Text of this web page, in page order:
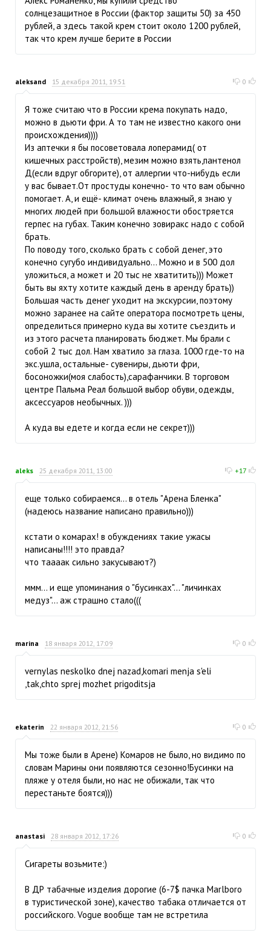
солнцезащитное в России (фактор защиты 50) за 450
рублей, а здесь такой крем стоит около 1200 рублей,
так что крем лучше берите в России
aleksand 15 декабря 2011, 19:51 0
Я тоже считаю что в России крема покупать надо,
можно в дьюти фри. А то там не известно какого они
происхождения))))
Из аптечки я бы посоветовала лоперамид( от
кишечных расстройств), мезим можно взять,пантенол
Д(если вдруг обгорите), от аллергии что-нибудь если
у вас бывает.От простуды конечно- то что вам обычно
помогает. А, и ещё- климат очень влажный, я знаю у
многих людей при большой влажности обостряется
герпес на губах. Таким конечно зовиракс надо с собой
брать.
По поводу того, сколько брать с собой денег, это
конечно сугубо индивидуально... Можно и в 500 дол
уложиться, а может и 20 тыс не хватитить))) Может
быть вы яхту хотите каждый день в аренду брать))
Большая часть денег уходит на экскурсии, поэтому
можно заранее на сайте оператора посмотреть цены,
определиться примерно куда вы хотите съездить и
из этого расчета планировать бюджет. Мы брали с
собой 2 тыс дол. Нам хватило за глаза. 1000 где-то на
экс.ушла, остальные- сувениры, дьюти фри,
босоножки(моя слабость),сарафанчики. В торговом
центре Пальма Реал большой выбор обуви, одежды,
аксессуаров необычных. )))
А куда вы едете и когда если не секрет)))
aleks 25 декабря 2011, 13:00 +17
еще только собираемся... в отель "Арена Бленка"
(надеюсь название написано правильно)))
кстати о комарах! в обуждениях такие ужасы
написаны!!!! это правда?
что таааак сильно закусывают?)
ммм... и еще упоминания о "бусинках"... "личинках
медуз"... аж страшно стало(((
marina 18 января 2012, 17:09 0
vernylas neskolko dnej nazad,komari menja s'eli
,tak,chto sprej mozhet prigoditsja
ekaterin 22 января 2012, 21:56 0
Мы тоже были в Арене) Комаров не было, но видимо по
словам Марины они появляются сезонно!Бусинки на
пляже у отеля были, но нас не обижали, так что
перестаньте боятся)))
anastasi 28 января 2012, 17:26 0
Сигареты возьмите:)
В ДР табачные изделия дорогие (6-7$ пачка Marlboro
в туристической зоне), качество табака отличается от
российского. Vogue вообще там не встретила